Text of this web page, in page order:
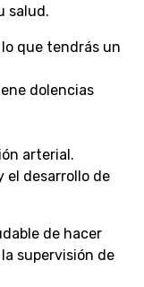
salud.
que tendrás un
dolencias
arterial.
el desarrollo de
de hacer
supervisión de